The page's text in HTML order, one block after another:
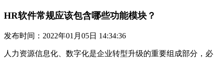
HR软件常规应该包含哪些功能模块？
发布时间：2022年01月05日 14:34:36
人力资源信息化、数字化是企业转型升级的重要组成部分，必